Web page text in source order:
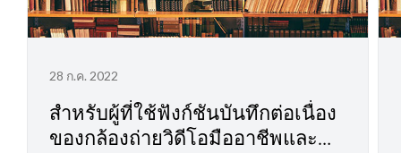
28 ก.ค. 2022
สำหรับผู้ที่ใช้ฟังก์ชันบันทึกต่อเนื่อง
ของกล้องถ่ายวิดีโอมืออาชีพและ